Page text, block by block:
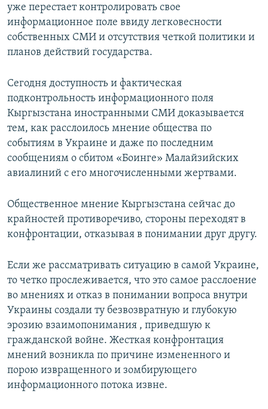
уже перестает контролировать свое
информационное поле ввиду легковесности
собственных СМИ и отсутствия четкой политики и
планов действий государства.
Сегодня доступность и фактическая
подконтрольность информационного поля
Кыргызстана иностранными СМИ доказывается
тем, как расслоилось мнение общества по
событиям в Украине и даже по последним
сообщениям о сбитом «Боинге» Малайзийских
авиалиний с его многочисленными жертвами.
Общественное мнение Кыргызстана сейчас до
крайностей противоречиво, стороны переходят в
конфронтации, отказывая в понимании друг другу.
Если же рассматривать ситуацию в самой Украине,
то четко прослеживается, что это самое расслоение
во мнениях и отказ в понимании вопроса внутри
Украины создали ту безвозвратную и глубокую
эрозию взаимопонимания , приведшую к
гражданской войне. Жесткая конфронтация
мнений возникла по причине измененного и
порою извращенного и зомбирующего
информационного потока извне.